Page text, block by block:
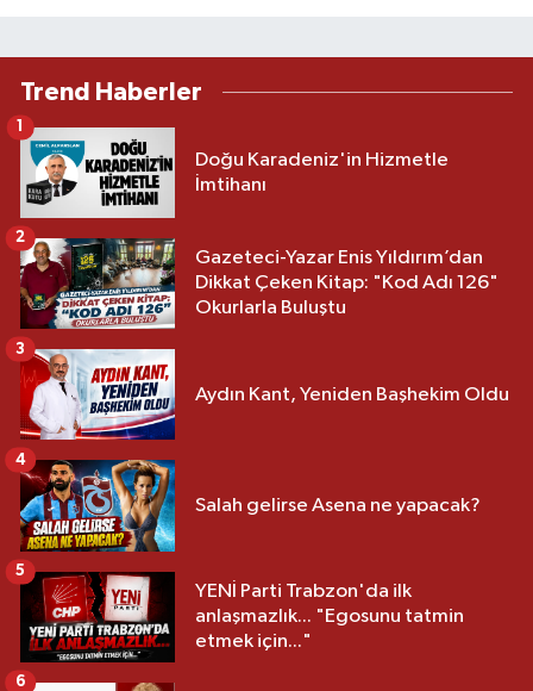
Trend Haberler
Doğu Karadeniz'in Hizmetle
İmtihanı
1
Gazeteci-Yazar Enis Yıldırım’dan
Dikkat Çeken Kitap: "Kod Adı 126"
Okurlarla Buluştu
2
Aydın Kant, Yeniden Başhekim Oldu
3
Salah gelirse Asena ne yapacak?
4
YENİ Parti Trabzon'da ilk
anlaşmazlık... "Egosunu tatmin
etmek için..."
5
6